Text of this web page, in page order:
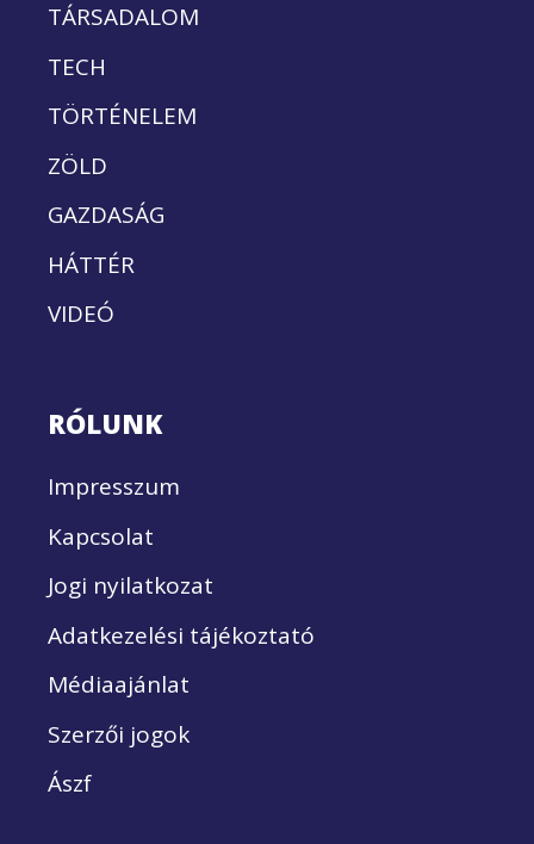
TÁRSADALOM
TECH
TÖRTÉNELEM
ZÖLD
GAZDASÁG
HÁTTÉR
VIDEÓ
RÓLUNK
Impresszum
Kapcsolat
Jogi nyilatkozat
Adatkezelési tájékoztató
Médiaajánlat
Szerzői jogok
Ászf